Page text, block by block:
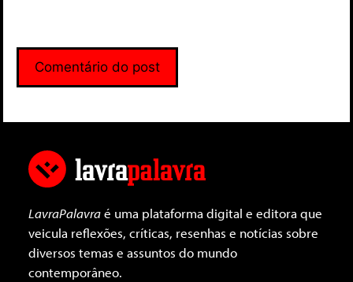
LavraPalavraé uma plataforma digital e editora que
veicula reflexões, críticas, resenhas e notícias sobre
diversos temas e assuntos do mundo
contemporâneo.